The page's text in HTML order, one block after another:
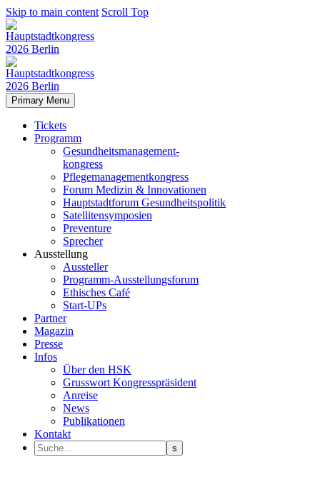
Skip to main content Scroll Top
Primary Menu
Tickets
Programm
Gesundheitsmanagement-
kongress
Pflegemanagementkongress
Forum Medizin & Innovationen
Hauptstadtforum Gesundheitspolitik
Satellitensymposien
Preventure
Sprecher
Ausstellung
Aussteller
Programm-Ausstellungsforum
Ethisches Café
Start-UPs
Partner
Magazin
Presse
Infos
Über den HSK
Grusswort Kongresspräsident
Anreise
News
Publikationen
Kontakt